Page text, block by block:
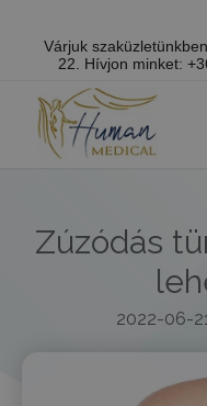
Várjuk
22. Hívjon minket:
Zúzódás
2022-06-